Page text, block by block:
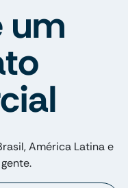
um
América Latina e